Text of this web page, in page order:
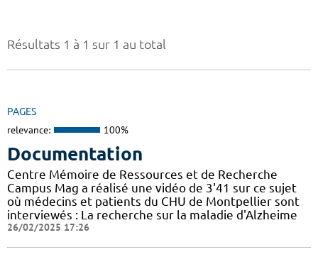
Résultats 1 à 1 sur 1 au total
PAGES
relevance: 100%
Documentation
Centre Mémoire de Ressources et de Recherche
Campus Mag a réalisé une vidéo de 3'41 sur ce sujet
où médecins et patients du CHU de Montpellier sont
interviewés : La recherche sur la maladie d'Alzheime
26/02/2025 17:26